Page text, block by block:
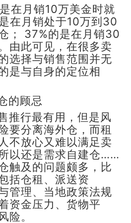
在月销10万美金时就
在月销处于10万到30
； 37%的是在月销30
由此可见，在很多卖
选择与销售范围并无
是与自身的定位相
的顾忌
推行最有用，但是风
要分离海外仓，而租
不放心又难以满足卖
以还是需求自建仓……
触及的问题颇多，比
括仓租、派送资
管理、当地政策法规
资金压力、货物平
险。